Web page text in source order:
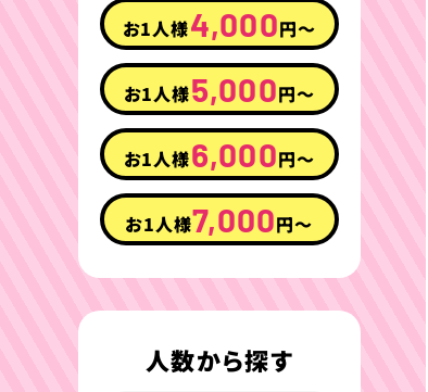
お1人様4,000円〜
お1人様5,000円〜
お1人様6,000円〜
お1人様7,000円〜
人数から探す